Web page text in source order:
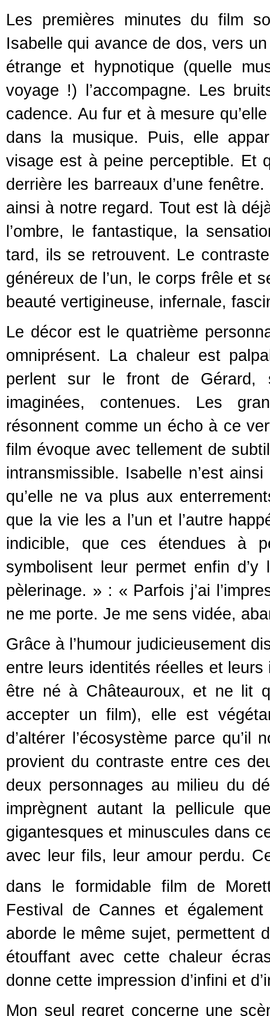
Les premières minutes du film
Isabelle qui avance de dos, vers
étrange et hypnotique (quelle
voyage !) l’accompagne. Les
cadence. Au fur et à mesure
dans la musique. Puis, elle
visage est à peine perceptible. Et
derrière les barreaux d’une
ainsi à notre regard. Tout est là
l’ombre, le fantastique, la
tard, ils se retrouvent. Le
généreux de l’un, le corps frêle et
beauté vertigineuse, infernale,
Le décor est le quatrième
omniprésent. La chaleur est
perlent sur le front de Gérard,
imaginées, contenues. Les
résonnent comme un écho à ce
film évoque avec tellement de
intransmissible. Isabelle n’est
qu’elle ne va plus aux
que la vie les a l’un et l’autre
indicible, que ces étendues à
symbolisent leur permet enfin
pèlerinage. » : « Parfois j’ai
ne me porte. Je me sens vidée,
Grâce à l’humour judicieusement
entre leurs identités réelles et
être né à Châteauroux, et ne lit
accepter un film), elle est
d’altérer l’écosystème parce
provient du contraste entre ces
deux personnages au milieu du
imprègnent autant la pellicule
gigantesques et minuscules dans
avec leur fils, leur amour perdu.
dans le formidable film de
Festival de Cannes et
aborde le même sujet, permettent
étouffant avec cette chaleur
donne cette impression d’infini et
Mon seul regret concerne une